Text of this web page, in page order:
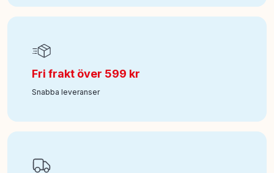
Fri frakt över 599 kr
Snabba leveranser